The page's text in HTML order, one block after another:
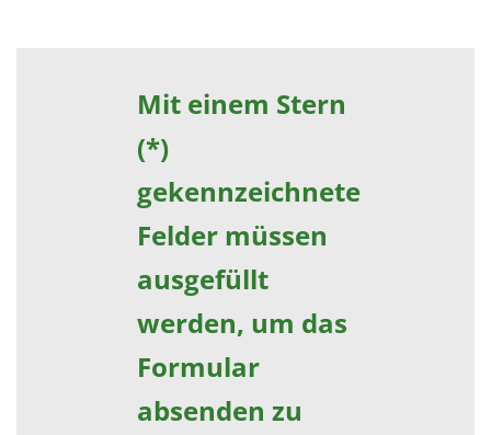
Mit einem Stern
(*)
gekennzeichnete
Felder müssen
ausgefüllt
werden, um das
Formular
absenden zu